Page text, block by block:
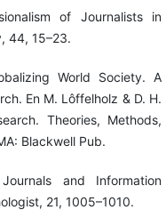
of Journalists in
44, 15–23.
World Society. A
En M. Lôffelholz & D. H.
Theories, Methods,
Blackwell Pub.
and Information
21, 1005–1010.